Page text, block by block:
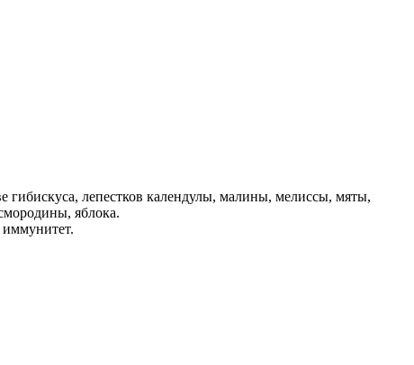
гибискуса, лепестков календулы, малины, мелиссы, мяты,
яблока.
иммунитет.